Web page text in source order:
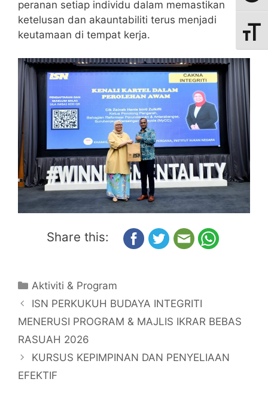
peranan setiap individu dalam memastikan
ketelusan dan akauntabiliti terus menjadi
keutamaan di tempat kerja.
Share this:
Aktiviti & Program
ISN PERKUKUH BUDAYA INTEGRITI
MENERUSI PROGRAM & MAJLIS IKRAR BEBAS
RASUAH 2026
KURSUS KEPIMPINAN DAN PENYELIAAN
EFEKTIF